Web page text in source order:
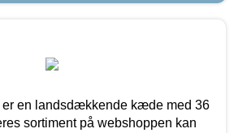
er en landsdækkende kæde med 36
sortiment på webshoppen kan